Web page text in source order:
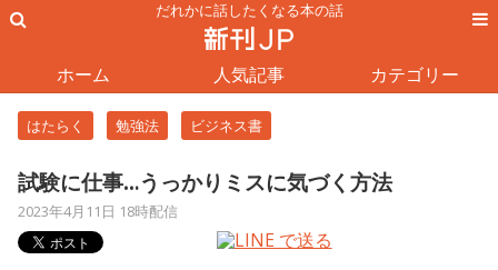
だれかに話したくなる本の話
ホーム 人気記事 カテゴリー
はたらく 勉強法 ビジネス書
試験に仕事…うっかりミスに気づく方法
2023年4月11日 18時配信